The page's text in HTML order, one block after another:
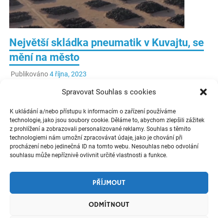
Spravovat Souhlas s cookies
K ukládání a/nebo přístupu k informacím o zařízení používáme
technologie, jako jsou soubory cookie. Děláme to, abychom zlepšili zážitek
z prohlížení a zobrazovali personalizované reklamy. Souhlas s těmito
technologiemi nám umožní zpracovávat údaje, jako je chování při
procházení nebo jedinečná ID na tomto webu. Nesouhlas nebo odvolání
souhlasu může nepříznivě ovlivnit určité vlastnosti a funkce.
PŘÍJMOUT
ODMÍTNOUT
Největší skládka pneumatik v Kuvajtu, se
mění na město
Publikováno4 října, 2023
Viděli jste někdy přes 41 milionů kusů pneumatik na
byl Kuvajt, kde byla největší skládka světa.
ČÍST VÍCE
Tipy a zajímavosti